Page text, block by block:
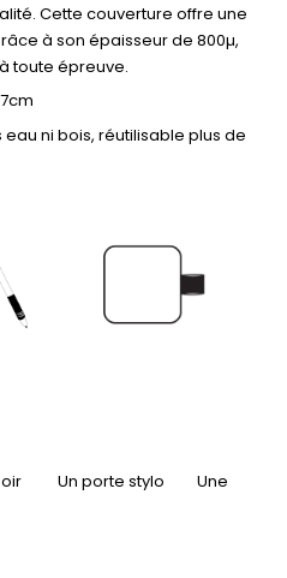
Cette couverture offre une
à son épaisseur de 800µ,
toute épreuve.
ni bois, réutilisable plus de
Un porte stylo Une